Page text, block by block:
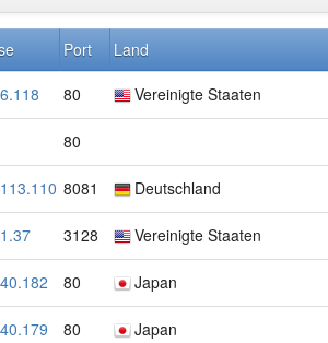
Port Land
80 Vereinigte Staaten
80
8081 Deutschland
3128 Vereinigte Staaten
80 Japan
80 Japan